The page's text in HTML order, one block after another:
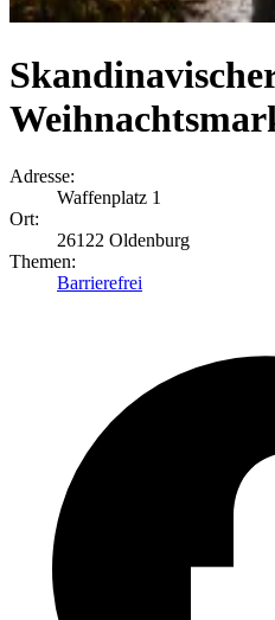
Adresse:
Waffenplatz 1
Ort:
26122 Oldenburg
Themen:
Barrierefrei